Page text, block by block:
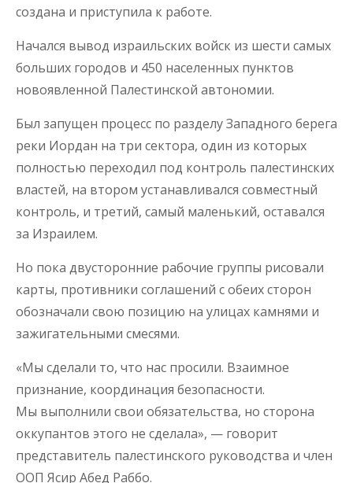
создана и приступила к работе.
Начался вывод израильских войск из шести самых
больших городов и 450 населенных пунктов
новоявленной Палестинской автономии.
Был запущен процесс по разделу Западного берега
реки Иордан на три сектора, один из которых
полностью переходил под контроль палестинских
властей, на втором устанавливался совместный
контроль, и третий, самый маленький, оставался
за Израилем.
Но пока двусторонние рабочие группы рисовали
карты, противники соглашений с обеих сторон
обозначали свою позицию на улицах камнями и
зажигательными смесями.
«Мы сделали то, что нас просили. Взаимное
признание, координация безопасности.
Мы выполнили свои обязательства, но сторона
оккупантов этого не сделала», — говорит
представитель палестинского руководства и член
ООП Ясир Абед Раббо.